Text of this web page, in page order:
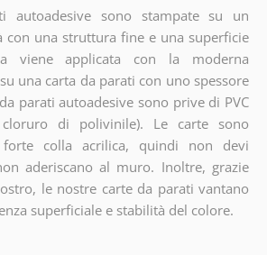
autoadesive sono stampate su un
con una struttura fine e una superficie
viene applicata con la moderna
una carta da parati con uno spessore
parati autoadesive sono prive di PVC
di polivinile). Le carte sono
colla acrilica, quindi non devi
aderiscano al muro. Inoltre, grazie
le nostre carte da parati vantano
superficiale e stabilità del colore.